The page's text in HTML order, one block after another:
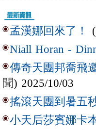
孟漢娜回來了！ (
Niall Horan -
傳奇天團邦喬飛
聞) 2025/10/03
搖滾天團到暑五
小天后莎賓娜卡